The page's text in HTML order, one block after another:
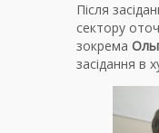
Після
сектору
зокрема
засідання в